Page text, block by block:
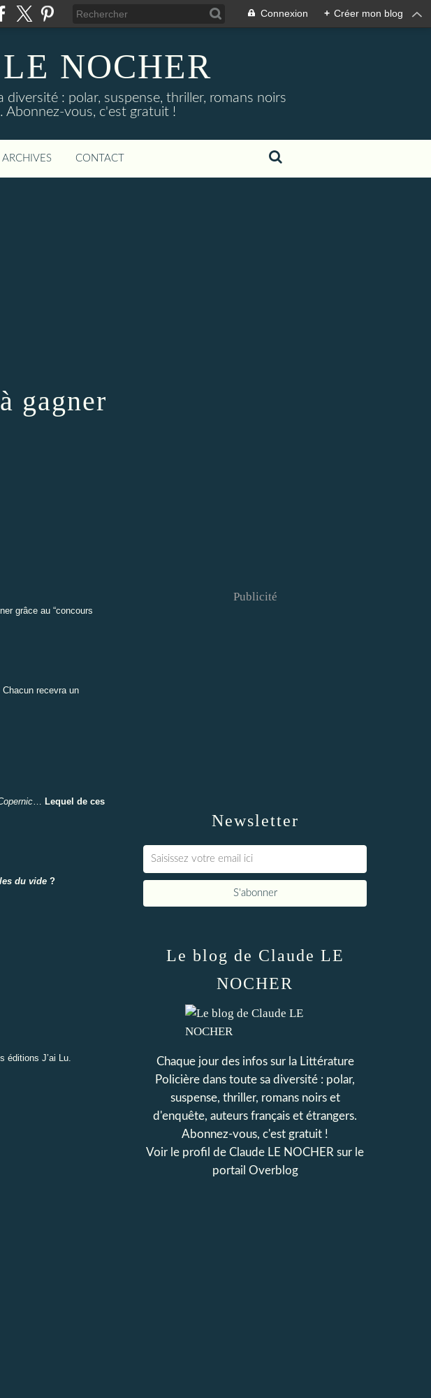
Connexion + Créer mon blog
NOCHER
: polar, suspense, thriller, romans noirs
Abonnez-vous, c'est gratuit !
ARCHIVES CONTACT
gagner
grâce au “concours
recevra un
Lequel de ces
du vide ?
éditions J’ai Lu.
Newsletter
Publicité
Le blog de Claude LE
NOCHER
Chaque jour des infos sur la Littérature
Policière dans toute sa diversité : polar,
suspense, thriller, romans noirs et
d'enquête, auteurs français et étrangers.
Abonnez-vous, c'est gratuit !
Voir le profil de Claude LE NOCHER sur le
portail Overblog